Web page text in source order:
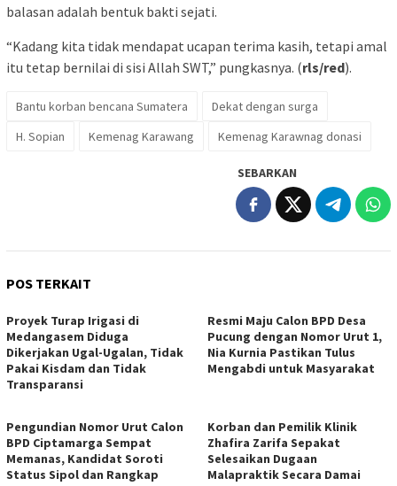
balasan adalah bentuk bakti sejati.
“Kadang kita tidak mendapat ucapan terima kasih, tetapi amal
itu tetap bernilai di sisi Allah SWT,” pungkasnya. (rls/red).
Bantu korban bencana Sumatera
Dekat dengan surga
H. Sopian
Kemenag Karawang Kemenag Karawnag donasi
SEBARKAN
POS TERKAIT
Proyek Turap Irigasi di
Medangasem Diduga
Dikerjakan Ugal-Ugalan, Tidak
Pakai Kisdam dan Tidak
Transparansi
Resmi Maju Calon BPD Desa
Pucung dengan Nomor Urut 1,
Nia Kurnia Pastikan Tulus
Mengabdi untuk Masyarakat
Pengundian Nomor Urut Calon
BPD Ciptamarga Sempat
Memanas, Kandidat Soroti
Status Sipol dan Rangkap
Korban dan Pemilik Klinik
Zhafira Zarifa Sepakat
Selesaikan Dugaan
Malapraktik Secara Damai